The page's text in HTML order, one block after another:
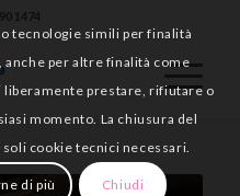
1474
tecnologie simili per finalità
per altre finalità come
liberamente prestare, rifiutare o
momento. La chiusura del
cookie tecnici necessari.
di più Chiudi